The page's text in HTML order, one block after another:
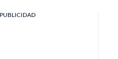
PUBLICIDAD